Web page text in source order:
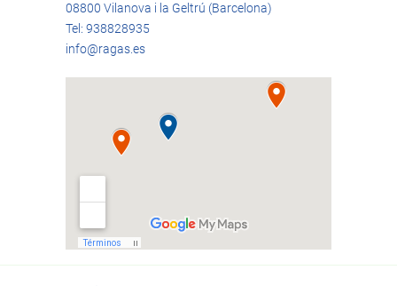
08800 Vilanova i la Geltrú (Barcelona)
Tel: 938828935
info@ragas.es